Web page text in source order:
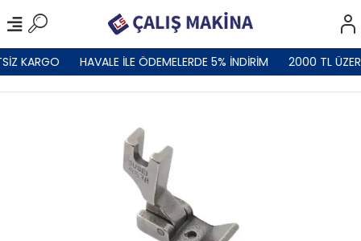
KARGO HAVALE İLE ÖDEMELERDE 5% İNDİRİM 2000 TL